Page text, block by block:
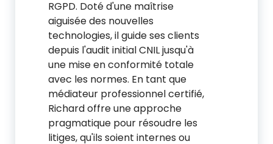
RGPD. Doté d'une maîtrise
aiguisée des nouvelles
technologies, il guide ses clients
depuis l'audit initial CNIL jusqu'à
une mise en conformité totale
avec les normes. En tant que
médiateur professionnel certifié,
Richard offre une approche
pragmatique pour résoudre les
litiges, qu'ils soient internes ou